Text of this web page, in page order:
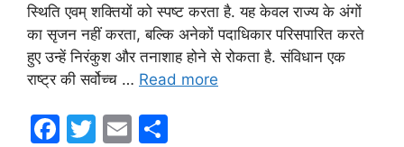
स्थिति एवम् शक्तियों को स्पष्ट करता है. यह केवल राज्य के अंगों
का सृजन नहीं करता, बल्कि अनेकों पदाधिकार परिसपारित करते
हुए उन्हें निरंकुश और तनाशाह होने से रोकता है. संविधान एक
राष्ट्र की सर्वोच्च … Read more
F
T
E